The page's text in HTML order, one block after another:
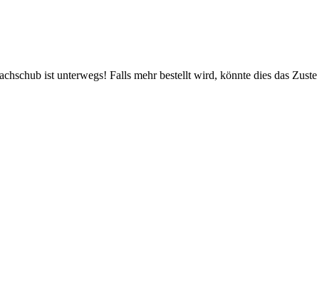
ist unterwegs! Falls mehr bestellt wird, könnte dies das